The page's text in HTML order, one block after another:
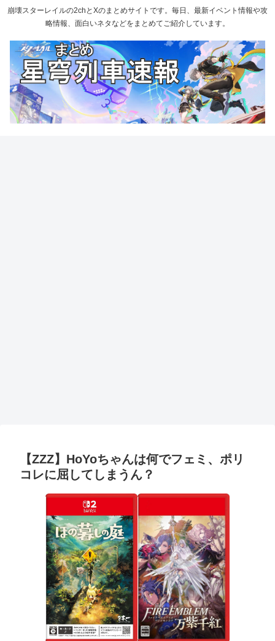
崩壊スターレイルの2chとXのまとめサイトです。毎日、最新イベント情報や攻
略情報、面白いネタなどをまとめてご紹介しています。
【ZZZ】HoYoちゃんは何でフェミ、ポリ
コレに屈してしまうん？